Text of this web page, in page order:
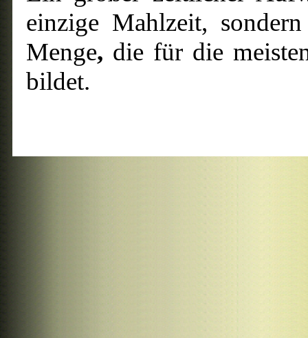
einzige Mahlzeit,
Menge, die für die
bildet.